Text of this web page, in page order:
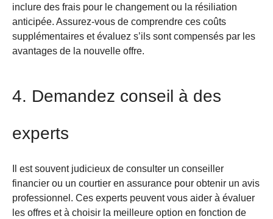
inclure des frais pour le changement ou la résiliation
anticipée. Assurez-vous de comprendre ces coûts
supplémentaires et évaluez s’ils sont compensés par les
avantages de la nouvelle offre.
4. Demandez conseil à des
experts
Il est souvent judicieux de consulter un conseiller
financier ou un courtier en assurance pour obtenir un avis
professionnel. Ces experts peuvent vous aider à évaluer
les offres et à choisir la meilleure option en fonction de